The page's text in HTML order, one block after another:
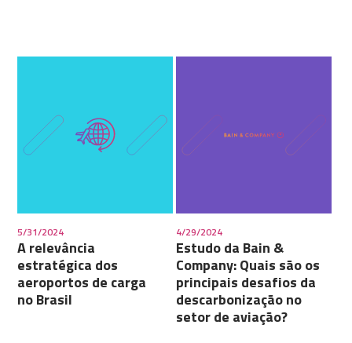
5/31/2024
A relevância
estratégica dos
aeroportos de carga
no Brasil
4/29/2024
Estudo da Bain &
Company: Quais são os
principais desafios da
descarbonização no
setor de aviação?